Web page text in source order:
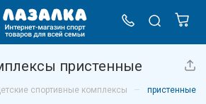
пристенные
спортивные комплексы – пристенные